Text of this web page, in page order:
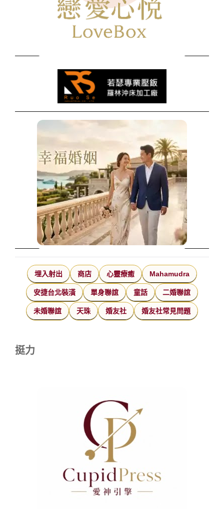
埋入射出 商店 心靈療癒 Mahamudra
安捷台北裝潢 單身聯誼 童話 二婚聯誼
未婚聯誼 天珠 婚友社 婚友社常見問題
挺力